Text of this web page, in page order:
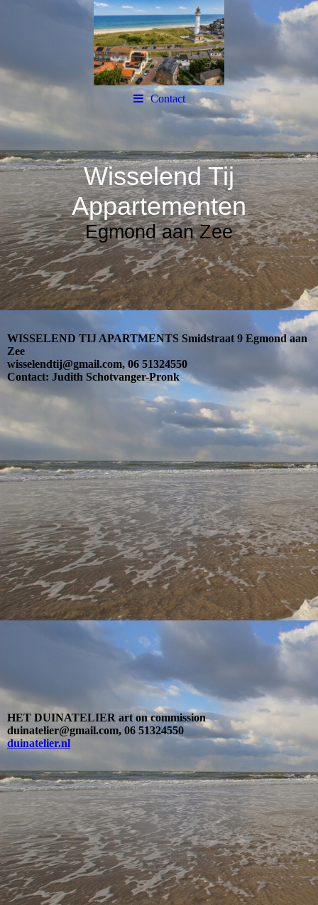
Contact
Wisselend Tij
Appartementen
Egmond aan Zee
WISSELEND TIJ APARTMENTS Smidstraat 9 Egmond aan
Zee
wisselendtij@gmail.com, 06 51324550
Contact: Judith Schotvanger-Pronk
HET DUINATELIER art on commission
duinatelier@gmail.com, 06 51324550
duinatelier.nl